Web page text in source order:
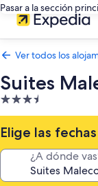
Pasar a la sección
Ver todos los
Suites
Alojamiento
de
3.5 estrellas
Elige las
¿A dónde